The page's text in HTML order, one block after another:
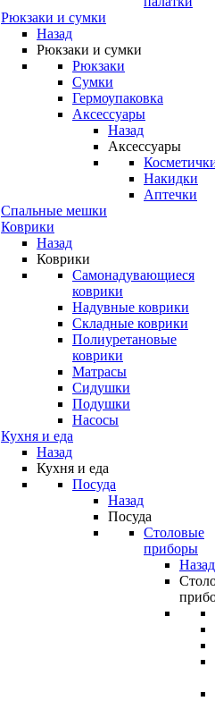
Рюкзаки и сумки
Назад
Рюкзаки и сумки
Рюкзаки
Сумки
Гермоупаковка
Аксессуары
Назад
Аксессуары
Накидки
Аптечки
Спальные мешки
Коврики
Назад
Коврики
Самонадувающиеся
коврики
Надувные коврики
Складные коврики
Полиуретановые
коврики
Матрасы
Сидушки
Подушки
Насосы
Кухня и еда
Назад
Кухня и еда
Посуда
Назад
Посуда
Столовые
приборы
Назад